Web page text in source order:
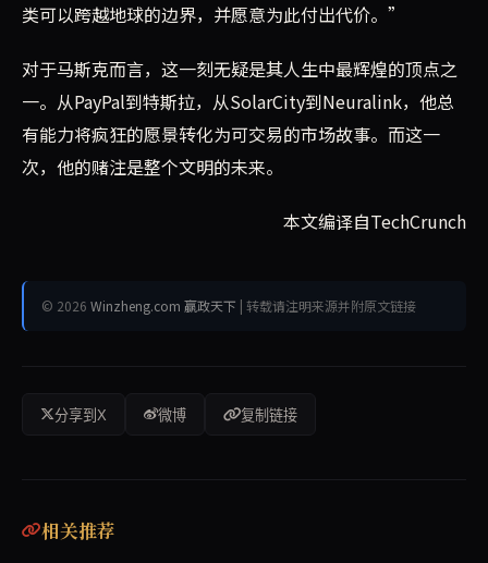
类可以跨越地球的边界，并愿意为此付出代价。”
对于马斯克而言，这一刻无疑是其人生中最辉煌的顶点之
一。从PayPal到特斯拉，从SolarCity到Neuralink，他总
有能力将疯狂的愿景转化为可交易的市场故事。而这一
次，他的赌注是整个文明的未来。
本文编译自TechCrunch
© 2026 Winzheng.com 赢政天下 | 转载请注明来源并附原文链接
分享到X 微博 复制链接
相关推荐